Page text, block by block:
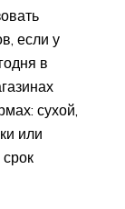
если у
в
сухой,
или